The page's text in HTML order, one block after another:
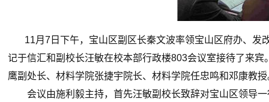
11月7日下午，宝山区副区长秦文波率领宝山区府办、发
记于信汇和副校长汪敏在校本部行政楼803会议室接待了来
鹰副处长、材料学院张捷宇院长、材料学院任忠鸣和邓康教授
会议由施利毅主持，首先汪敏副校长致辞对宝山区领导一